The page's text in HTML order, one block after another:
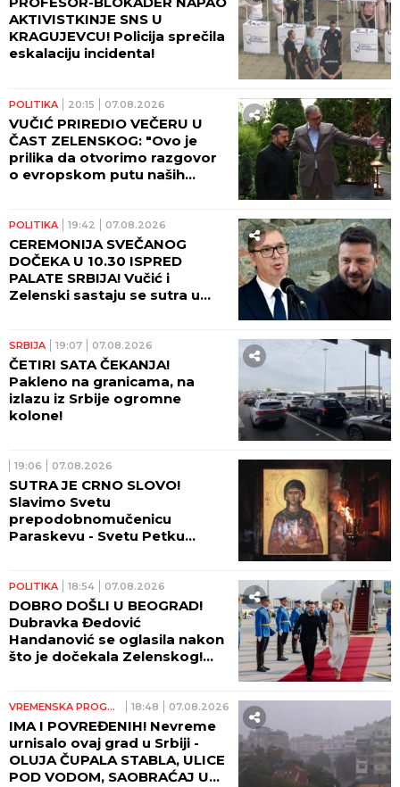
AKTIVISTKINJE SNS U
KRAGUJEVCU! Policija sprečila
eskalaciju incidenta!
POLITIKA 20:15 07.08.2026
VUČIĆ PRIREDIO VEČERU U
ČAST ZELENSKOG: "Ovo je
prilika da otvorimo razgovor
o evropskom putu naših
POLITIKA 19:42 07.08.2026
CEREMONIJA SVEČANOG
DOČEKA U 10.30 ISPRED
PALATE SRBIJA! Vučić i
Zelenski sastaju se sutra u
SRBIJA 19:07 07.08.2026
ČETIRI SATA ČEKANJA!
Pakleno na granicama, na
izlazu iz Srbije ogromne
kolone!
19:06 07.08.2026
SUTRA JE CRNO SLOVO!
Slavimo Svetu
prepodobnomučenicu
Paraskevu - Svetu Petku
POLITIKA 18:54 07.08.2026
DOBRO DOŠLI U BEOGRAD!
Dubravka Đedović
Handanović se oglasila nakon
što je dočekala Zelenskog!
VREMENSKA PROGNOZA 18:48 07.08.2026
IMA I POVREĐENIH! Nevreme
urnisalo ovaj grad u Srbiji -
OLUJA ČUPALA STABLA, ULICE
POD VODOM, SAOBRAĆAJ U